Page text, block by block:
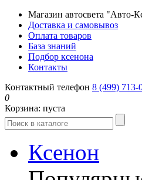
Магазин автосвета "Авто-
Доставка и самовывоз
Оплата товаров
База знаний
Подбор ксенона
Контакты
Контактный телефон 8 (499) 713-
0
Корзина: пуста
Ксенон